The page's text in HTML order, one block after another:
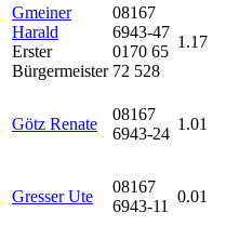
Gmeiner
Harald
Erster
Bürgermeister
08167
6943-47
0170 65
72 528
1.17
Götz Renate
08167
6943-24
1.01
Gresser Ute
08167
6943-11
0.01